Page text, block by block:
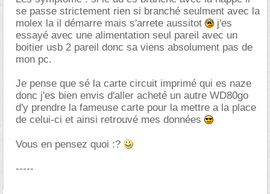
se passe strictement rien si branché seulment avec la
molex la il démarre mais s'arrete aussitot
j'es
essayé avec une alimentation seul pareil avec un
boitier usb 2 pareil donc sa viens absolument pas de
mon pc.
Je pense que sé la carte circuit imprimé qui es naze
donc j'es bien envis d'aller acheté un autre WD80go
d'y prendre la fameuse carte pour la mettre a la place
de celui-ci et ainsi retrouvé mes données
Vous en pensez quoi :?
-----